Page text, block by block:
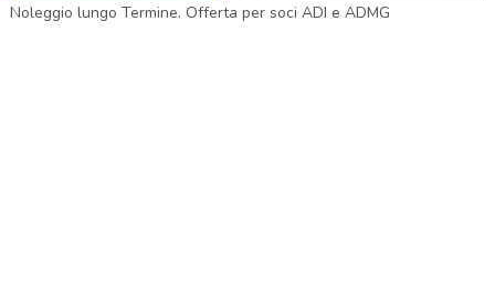
Noleggio lungo Termine. Offerta per soci ADI e ADMG